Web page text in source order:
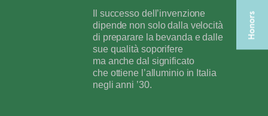
Il successo dell’invenzione
dipende non solo dalla velocità
di preparare la bevanda e dalle
sue qualità soporifere
ma anche dal significato
che ottiene l’alluminio in Italia
negli anni ’30.